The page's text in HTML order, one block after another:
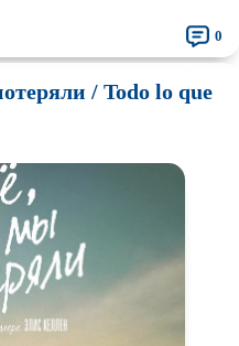
Про танки
Про тюрьму
Про шпионов
Псевдо
Роуд-муви
0
/ Todo lo que